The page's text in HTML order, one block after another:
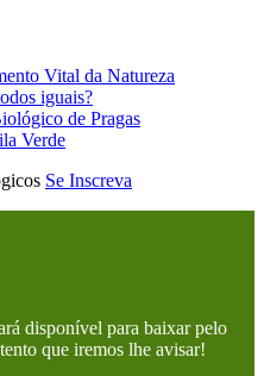
Vital da Natureza
iguais?
de Pragas
Verde
Se Inscreva
disponível para baixar pelo
que iremos lhe avisar!